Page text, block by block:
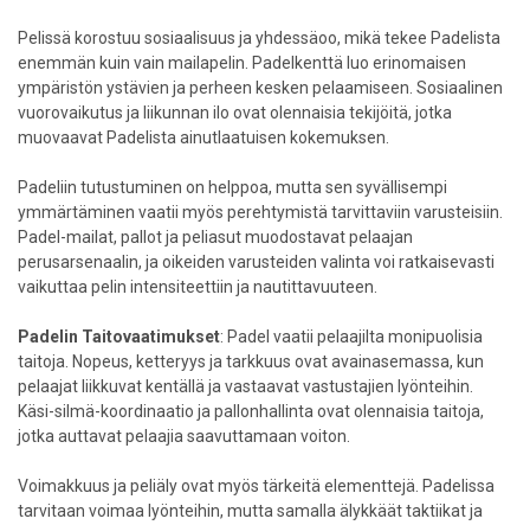
Pelissä korostuu sosiaalisuus ja yhdessäoo, mikä tekee Padelista
enemmän kuin vain mailapelin. Padelkenttä luo erinomaisen
ympäristön ystävien ja perheen kesken pelaamiseen. Sosiaalinen
vuorovaikutus ja liikunnan ilo ovat olennaisia tekijöitä, jotka
muovaavat Padelista ainutlaatuisen kokemuksen.
Padeliin tutustuminen on helppoa, mutta sen syvällisempi
ymmärtäminen vaatii myös perehtymistä tarvittaviin varusteisiin.
Padel-mailat, pallot ja peliasut muodostavat pelaajan
perusarsenaalin, ja oikeiden varusteiden valinta voi ratkaisevasti
vaikuttaa pelin intensiteettiin ja nautittavuuteen.
Padelin Taitovaatimukset: Padel vaatii pelaajilta monipuolisia
taitoja. Nopeus, ketteryys ja tarkkuus ovat avainasemassa, kun
pelaajat liikkuvat kentällä ja vastaavat vastustajien lyönteihin.
Käsi-silmä-koordinaatio ja pallonhallinta ovat olennaisia taitoja,
jotka auttavat pelaajia saavuttamaan voiton.
Voimakkuus ja peliäly ovat myös tärkeitä elementtejä. Padelissa
tarvitaan voimaa lyönteihin, mutta samalla älykkäät taktiikat ja